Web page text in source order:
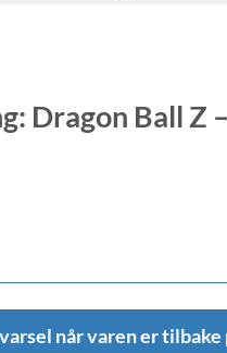
Dragon Ball Z
når varen er tilbake